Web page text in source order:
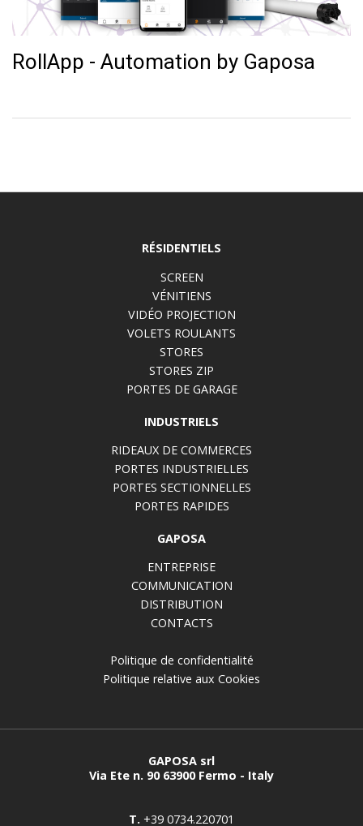
RollApp - Automation by Gaposa
RÉSIDENTIELS
SCREEN
VÉNITIENS
VIDÉO PROJECTION
VOLETS ROULANTS
STORES
STORES ZIP
PORTES DE GARAGE
INDUSTRIELS
RIDEAUX DE COMMERCES
PORTES INDUSTRIELLES
PORTES SECTIONNELLES
PORTES RAPIDES
GAPOSA
ENTREPRISE
COMMUNICATION
DISTRIBUTION
CONTACTS
Politique de confidentialité
Politique relative aux Cookies
GAPOSA srl
Via Ete n. 90 63900 Fermo - Italy
T. +39 0734.220701